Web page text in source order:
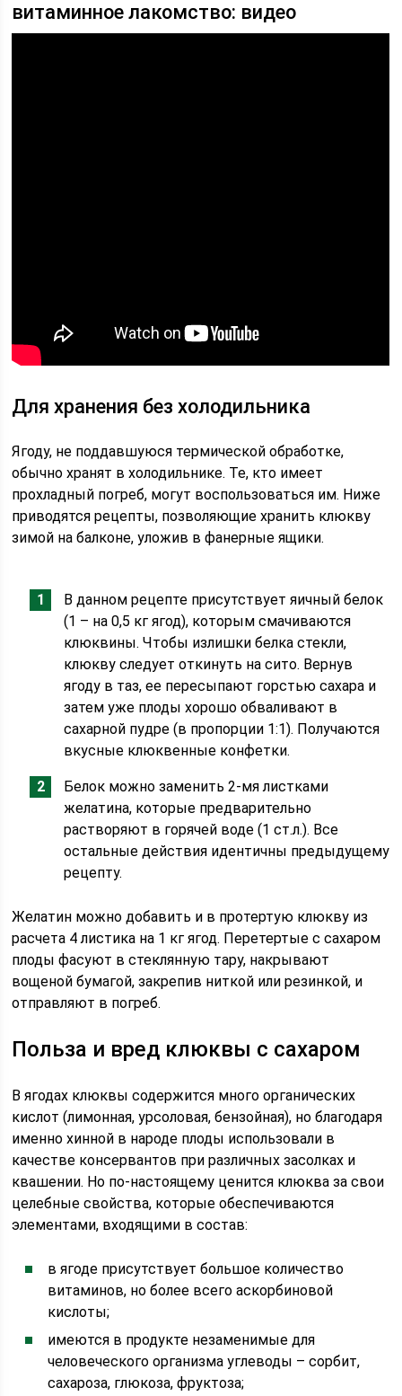
витаминное лакомство: видео
Для хранения без холодильника
Ягоду, не поддавшуюся термической обработке,
обычно хранят в холодильнике. Те, кто имеет
прохладный погреб, могут воспользоваться им. Ниже
приводятся рецепты, позволяющие хранить клюкву
зимой на балконе, уложив в фанерные ящики.
В данном рецепте присутствует яичный белок
(1 – на 0,5 кг ягод), которым смачиваются
клюквины. Чтобы излишки белка стекли,
клюкву следует откинуть на сито. Вернув
ягоду в таз, ее пересыпают горстью сахара и
затем уже плоды хорошо обваливают в
сахарной пудре (в пропорции 1:1). Получаются
вкусные клюквенные конфетки.
Белок можно заменить 2-мя листками
желатина, которые предварительно
растворяют в горячей воде (1 ст.л.). Все
остальные действия идентичны предыдущему
рецепту.
Желатин можно добавить и в протертую клюкву из
расчета 4 листика на 1 кг ягод. Перетертые с сахаром
плоды фасуют в стеклянную тару, накрывают
вощеной бумагой, закрепив ниткой или резинкой, и
отправляют в погреб.
Польза и вред клюквы с сахаром
В ягодах клюквы содержится много органических
кислот (лимонная, урсоловая, бензойная), но благодаря
именно хинной в народе плоды использовали в
качестве консервантов при различных засолках и
квашении. Но по-настоящему ценится клюква за свои
целебные свойства, которые обеспечиваются
элементами, входящими в состав:
в ягоде присутствует большое количество
витаминов, но более всего аскорбиновой
кислоты;
имеются в продукте незаменимые для
человеческого организма углеводы – сорбит,
сахароза, глюкоза, фруктоза;